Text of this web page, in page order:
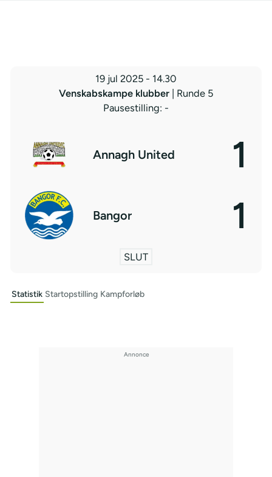
19 jul 2025 - 14.30
Venskabskampe klubber
| Runde 5
Pausestilling: -
Annagh United 1
Bangor 1
SLUT
Statistik Startopstilling Kampforløb